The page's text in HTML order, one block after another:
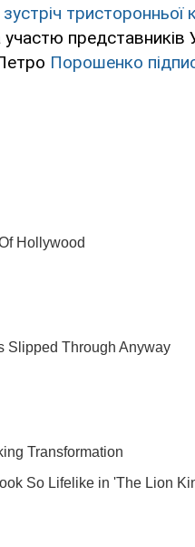
тристоронньої
участю
Порошенко